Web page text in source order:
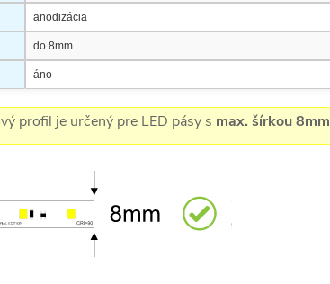
anodizácia
do 8mm
áno
profil je určený pre LED pásy s max. šírkou 8mm